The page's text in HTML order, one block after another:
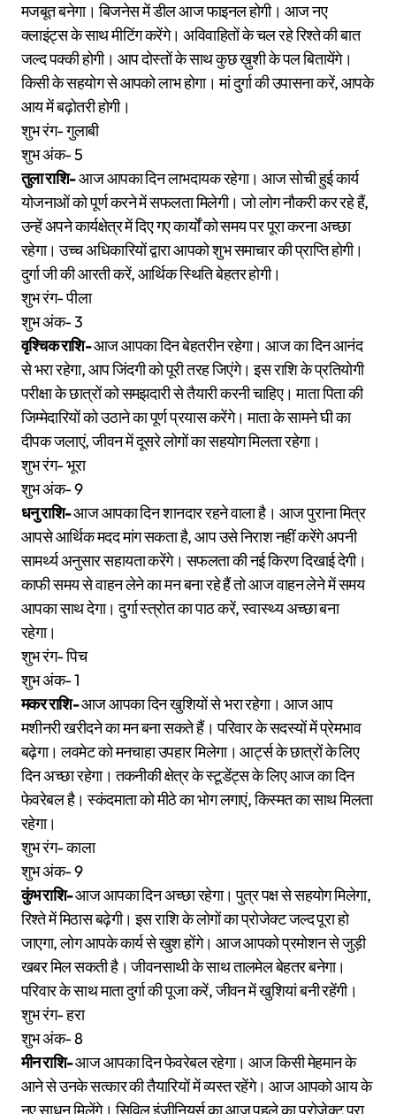
मजबूत बनेगा। बिजनेस में डील आज फाइनल होगी। आज नए
क्लाइंट्स के साथ मीटिंग करेंगे। अविवाहितों के चल रहे रिश्ते की बात
जल्द पक्की होगी। आप दोस्तों के साथ कुछ ख़ुशी के पल बितायेंगे।
किसी के सहयोग से आपको लाभ होगा। मां दुर्गा की उपासना करें, आपके
आय में बढ़ोतरी होगी।
शुभ रंग- गुलाबी
शुभ अंक- 5
तुला राशि-आज आपका दिन लाभदायक रहेगा। आज सोची हुई कार्य
योजनाओं को पूर्ण करने में सफलता मिलेगी। जो लोग नौकरी कर रहे हैं,
उन्हें अपने कार्यक्षेत्र में दिए गए कार्यों को समय पर पूरा करना अच्छा
रहेगा। उच्च अधिकारियों द्वारा आपको शुभ समाचार की प्राप्ति होगी।
दुर्गा जी की आरती करें, आर्थिक स्थिति बेहतर होगी।
शुभ रंग- पीला
शुभ अंक- 3
वृश्चिक राशि-आज आपका दिन बेहतरीन रहेगा। आज का दिन आनंद
से भरा रहेगा, आप जिंदगी को पूरी तरह जिएंगे। इस राशि के प्रतियोगी
परीक्षा के छात्रों को समझदारी से तैयारी करनी चाहिए। माता पिता की
जिम्मेदारियों को उठाने का पूर्ण प्रयास करेंगे। माता के सामने घी का
दीपक जलाएं, जीवन में दूसरे लोगों का सहयोग मिलता रहेगा।
शुभ रंग- भूरा
शुभ अंक- 9
धनु राशि-आज आपका दिन शानदार रहने वाला है। आज पुराना मित्र
आपसे आर्थिक मदद मांग सकता है, आप उसे निराश नहीं करेंगे अपनी
सामर्थ्य अनुसार सहायता करेंगे। सफलता की नई किरण दिखाई देगी।
काफी समय से वाहन लेने का मन बना रहे हैं तो आज वाहन लेने में समय
आपका साथ देगा। दुर्गा स्त्रोत का पाठ करें, स्वास्थ्य अच्छा बना
रहेगा।
शुभ रंग- पिच
शुभ अंक- 1
मकर राशि-आज आपका दिन खुशियों से भरा रहेगा। आज आप
मशीनरी खरीदने का मन बना सकते हैं। परिवार के सदस्यों में प्रेमभाव
बढ़ेगा। लवमेट को मनचाहा उपहार मिलेगा। आर्ट्स के छात्रों के लिए
दिन अच्छा रहेगा। तकनीकी क्षेत्र के स्टूडेंट्स के लिए आज का दिन
फेवरेबल है। स्कंदमाता को मीठे का भोग लगाएं, किस्मत का साथ मिलता
रहेगा।
शुभ रंग- काला
शुभ अंक- 9
कुंभ राशि-आज आपका दिन अच्छा रहेगा। पुत्र पक्ष से सहयोग मिलेगा,
रिश्ते में मिठास बढ़ेगी। इस राशि के लोगों का प्रोजेक्ट जल्द पूरा हो
जाएगा, लोग आपके कार्य से खुश होंगे। आज आपको प्रमोशन से जुड़ी
खबर मिल सकती है। जीवनसाथी के साथ तालमेल बेहतर बनेगा।
परिवार के साथ माता दुर्गा की पूजा करें, जीवन में खुशियां बनी रहेंगी।
शुभ रंग- हरा
शुभ अंक- 8
मीन राशि-आज आपका दिन फेवरेबल रहेगा। आज किसी मेहमान के
आने से उनके सत्कार की तैयारियों में व्यस्त रहेंगे। आज आपको आय के